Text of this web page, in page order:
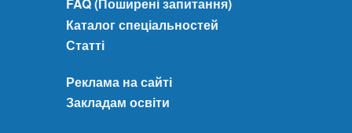
FAQ (Поширені запитання)
Каталог спеціальностей
Статті
Реклама на сайті
Закладам освіти